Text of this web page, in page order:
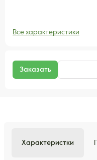
Все характеристики
Заказать
Характеристки